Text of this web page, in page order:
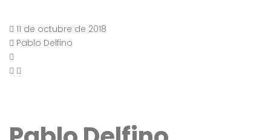
11 de octubre de 2018
Pablo Delfino